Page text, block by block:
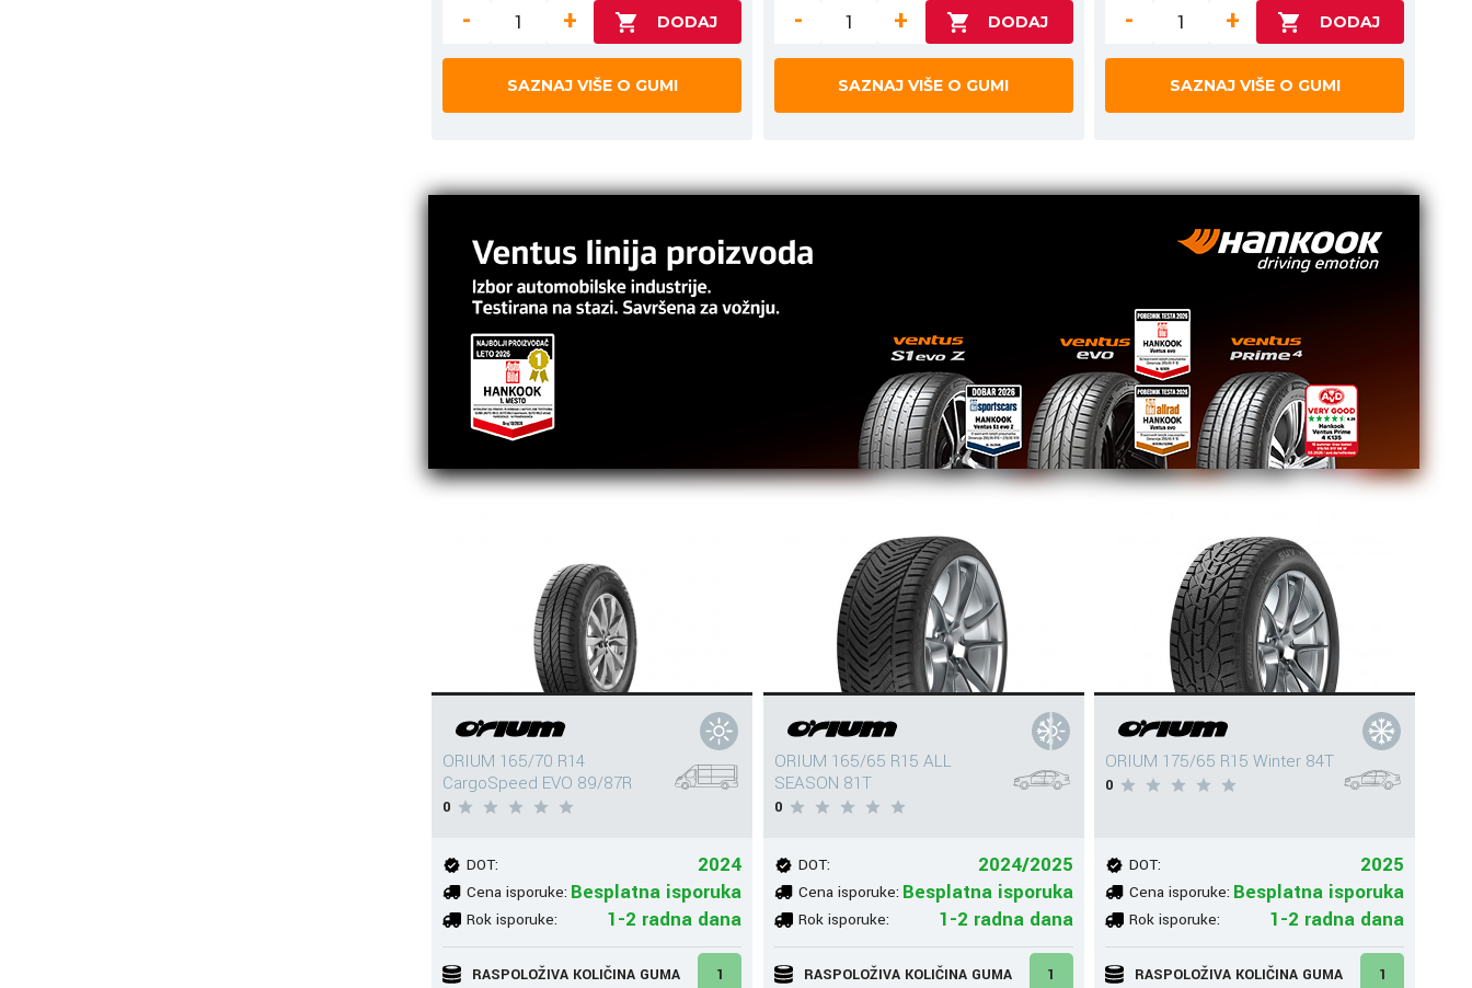
- +
SAZNAJ VIŠE O GUMI
- +
SAZNAJ VIŠE O GUMI
- +
SAZNAJ VIŠE O GUMI
ORIUM 165/70 R14
CargoSpeed EVO 89/87R
0
DOT: 2024
Cena isporuke: Besplatna isporuka
Rok isporuke: 1-2 radna dana
RASPOLOŽIVA KOLIČINA GUMA 1
ORIUM 165/65 R15 ALL
SEASON 81T
0
DOT: 2024/2025
Cena isporuke: Besplatna isporuka
Rok isporuke: 1-2 radna dana
RASPOLOŽIVA KOLIČINA GUMA 1
ORIUM 175/65 R15 Winter 84T
0
DOT: 2025
Cena isporuke: Besplatna isporuka
Rok isporuke: 1-2 radna dana
RASPOLOŽIVA KOLIČINA GUMA 1